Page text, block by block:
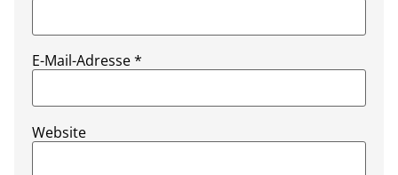
E-Mail-Adresse*
Website